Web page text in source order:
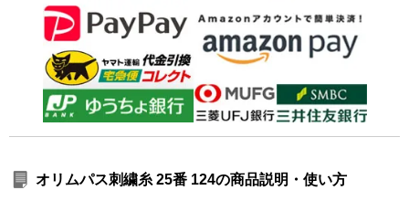
オリムパス刺繍糸 25番 124の商品説明・使い方